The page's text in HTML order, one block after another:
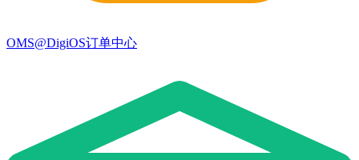
OMS@DigiOS订单中心